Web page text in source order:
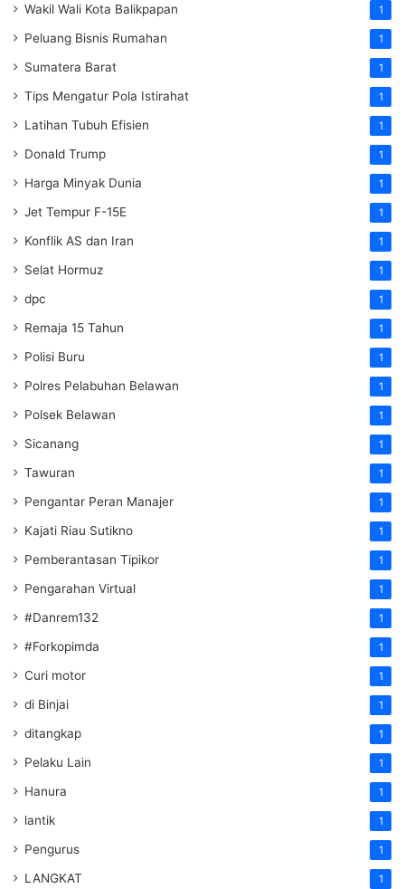
Wakil Wali Kota Balikpapan 1
Peluang Bisnis Rumahan 1
Sumatera Barat 1
Tips Mengatur Pola Istirahat 1
Latihan Tubuh Efisien 1
Donald Trump 1
Harga Minyak Dunia 1
Jet Tempur F-15E 1
Konflik AS dan Iran 1
Selat Hormuz 1
dpc 1
Remaja 15 Tahun 1
Polisi Buru 1
Polres Pelabuhan Belawan 1
Polsek Belawan 1
Sicanang 1
Tawuran 1
Pengantar Peran Manajer 1
Kajati Riau Sutikno 1
Pemberantasan Tipikor 1
Pengarahan Virtual 1
#Danrem132 1
#Forkopimda 1
Curi motor 1
di Binjai 1
ditangkap 1
Pelaku Lain 1
Hanura 1
lantik 1
Pengurus 1
LANGKAT 1